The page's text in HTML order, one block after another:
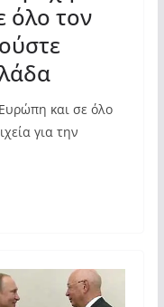
όλο τον
και σε όλο
για την